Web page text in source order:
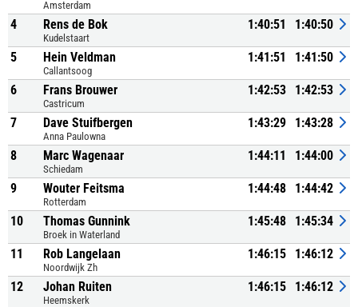
Amsterdam
4 Rens de Bok
Kudelstaart
1:40:51 1:40:50
5 Hein Veldman
Callantsoog
1:41:51 1:41:50
6 Frans Brouwer
Castricum
1:42:53 1:42:53
7 Dave Stuifbergen
Anna Paulowna
1:43:29 1:43:28
8 Marc Wagenaar
Schiedam
1:44:11 1:44:00
9 Wouter Feitsma
Rotterdam
1:44:48 1:44:42
10 Thomas Gunnink
Broek in Waterland
1:45:48 1:45:34
11 Rob Langelaan
Noordwijk Zh
1:46:15 1:46:12
12 Johan Ruiten
Heemskerk
1:46:15 1:46:12